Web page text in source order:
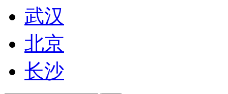
武汉
北京
长沙